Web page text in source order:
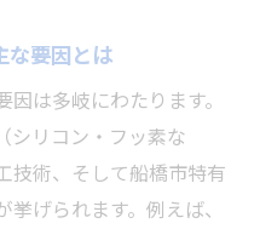
塗装の寿命
の耐用年数は何年延
める最新塗料の特徴
目指すための選び方
な要因とは
は多岐にわたります。
シリコン・フッ素な
技術、そして船橋市特有
げられます。例えば、